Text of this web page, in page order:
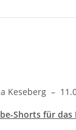
zum Artikel
Keseberg –
Shorts für das